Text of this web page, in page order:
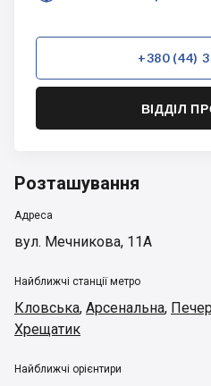
+380 (44)
ВІДДІЛ
Розташування
Адреса
вул. Мечникова, 11А
Найближчі станції метро
Кловська, Арсенальна,
Хрещатик
Найближчі орієнтири